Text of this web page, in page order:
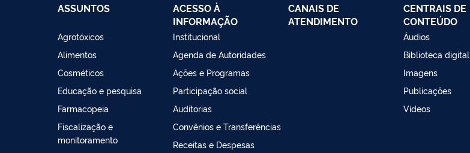
ASSUNTOS
Agrotóxicos
Alimentos
Cosméticos
Educação e pesquisa
Farmacopeia
Fiscalização e
monitoramento
ACESSO À
INFORMAÇÃO
Institucional
Agenda de Autoridades
Ações e Programas
Participação social
Auditorias
Convênios e Transferências
Receitas e Despesas
CANAIS DE
ATENDIMENTO
CENTRAIS DE
CONTEÚDO
Áudios
Biblioteca digital
Imagens
Publicações
Vídeos